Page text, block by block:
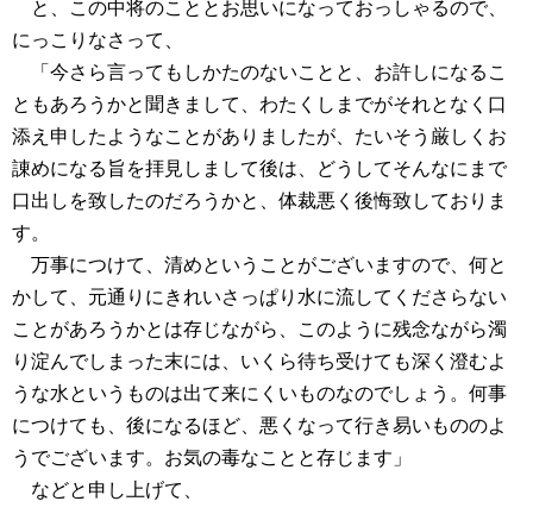
と、この中将のこととお思いになっておっしゃるので、
にっこりなさって、
「今さら言ってもしかたのないことと、お許しになるこ
ともあろうかと聞きまして、わたくしまでがそれとなく口
添え申したようなことがありましたが、たいそう厳しくお
諌めになる旨を拝見しまして後は、どうしてそんなにまで
口出しを致したのだろうかと、体裁悪く後悔致しておりま
す。
万事につけて、清めということがございますので、何と
かして、元通りにきれいさっぱり水に流してくださらない
ことがあろうかとは存じながら、このように残念ながら濁
り淀んでしまった末には、いくら待ち受けても深く澄むよ
うな水というものは出て来にくいものなのでしょう。何事
につけても、後になるほど、悪くなって行き易いもののよ
うでございます。お気の毒なことと存じます」
などと申し上げて、